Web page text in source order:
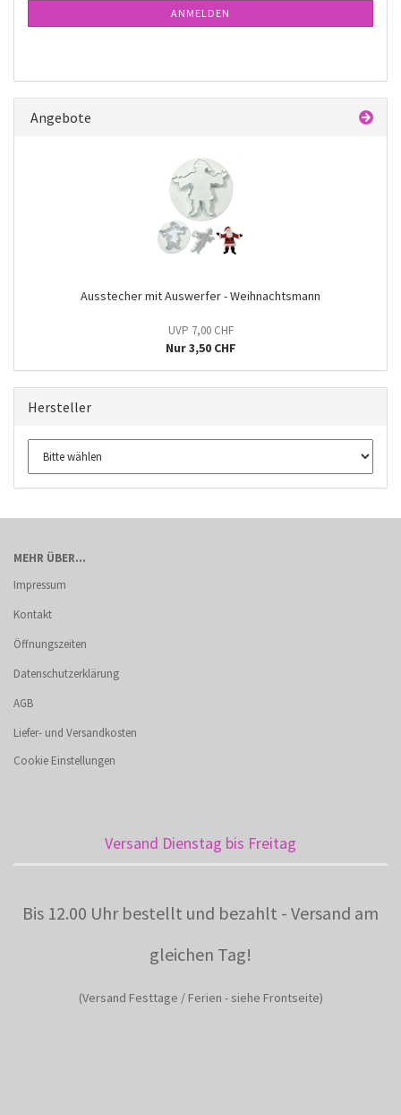
ANMELDEN
Angebote
Ausstecher mit Auswerfer - Weihnachtsmann
UVP 7,00 CHF
Nur 3,50 CHF
Hersteller
MEHR ÜBER...
Impressum
Kontakt
Öffnungszeiten
Datenschutzerklärung
AGB
Liefer- und Versandkosten
Cookie Einstellungen
Versand Dienstag bis Freitag
Bis 12.00 Uhr bestellt und bezahlt - Versand am
gleichen Tag!
(Versand Festtage / Ferien - siehe Frontseite)